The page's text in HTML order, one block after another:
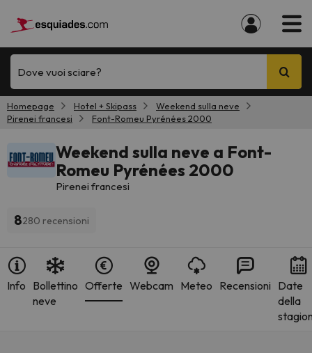
Dove vuoi sciare?
Homepage Hotel + Skipass
Weekend sulla neve
Pirenei francesi
Font-Romeu Pyrénées 2000
Weekend sulla neve a Font-
Romeu Pyrénées 2000
Pirenei francesi
8280 recensioni
Info Bollettino
neve
Offerte Webcam Meteo Recensioni Date
della